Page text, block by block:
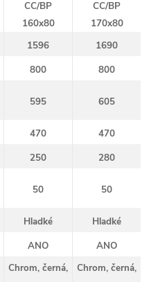
CC/BP
160x80
CC/BP
170x80
1596
1690
800
800
595 605
470
470
250
280
50 50
Hladké
Hladké
ANO
ANO
Chrom, černá,
Chrom, černá,